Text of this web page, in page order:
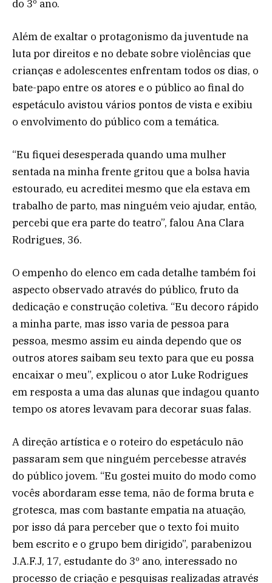
do 3º ano.
Além de exaltar o protagonismo da juventude na
luta por direitos e no debate sobre violências que
crianças e adolescentes enfrentam todos os dias, o
bate-papo entre os atores e o público ao final do
espetáculo avistou vários pontos de vista e exibiu
o envolvimento do público com a temática.
“Eu fiquei desesperada quando uma mulher
sentada na minha frente gritou que a bolsa havia
estourado, eu acreditei mesmo que ela estava em
trabalho de parto, mas ninguém veio ajudar, então,
percebi que era parte do teatro”, falou Ana Clara
Rodrigues, 36.
O empenho do elenco em cada detalhe também foi
aspecto observado através do público, fruto da
dedicação e construção coletiva. “Eu decoro rápido
a minha parte, mas isso varia de pessoa para
pessoa, mesmo assim eu ainda dependo que os
outros atores saibam seu texto para que eu possa
encaixar o meu”, explicou o ator Luke Rodrigues
em resposta a uma das alunas que indagou quanto
tempo os atores levavam para decorar suas falas.
A direção artística e o roteiro do espetáculo não
passaram sem que ninguém percebesse através
do público jovem. “Eu gostei muito do modo como
vocês abordaram esse tema, não de forma bruta e
grotesca, mas com bastante empatia na atuação,
por isso dá para perceber que o texto foi muito
bem escrito e o grupo bem dirigido”, parabenizou
J.A.F.J, 17, estudante do 3º ano, interessado no
processo de criação e pesquisas realizadas através